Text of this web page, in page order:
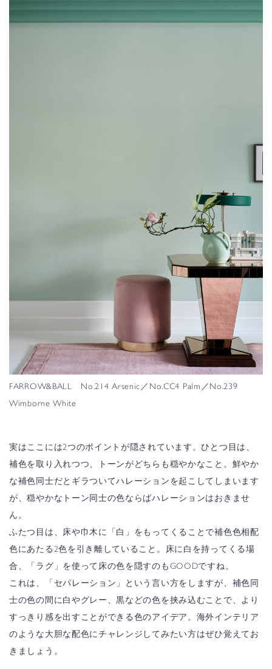
FARROW&BALL No.214 Arsenic／No.CC4 Palm／No.239
Wimborne White
実はここには2つのポイントが隠されています。ひとつ目は、
補色を取り入れつつ、トーンがどちらも穏やかなこと。鮮やか
な補色同士だとギラついてハレーションを起こしてしまいます
が、穏やかなトーン同士の色ならばハレーションはおきませ
ん。
ふたつ目は、床や巾木に「白」をもってくることで補色色相配
色にあたる2色を引き離していること。床に白を持ってくる場
合、「ラグ」を使って床の色を隠すのもGOODですね。
これは、「セパレーション」という言い方をしますが、補色同
士の色の間に白やグレー、黒などの色を挟み込むことで、より
すっきり感を出すことができる色のアイデア。海外インテリア
のような大胆な配色にチャレンジしてみたい方はぜひ覚えてお
きましょう。